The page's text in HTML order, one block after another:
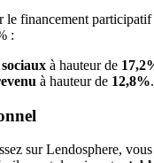
le financement participatif
:
à hauteur de
à hauteur de 12,8%.
sur Lendosphere,